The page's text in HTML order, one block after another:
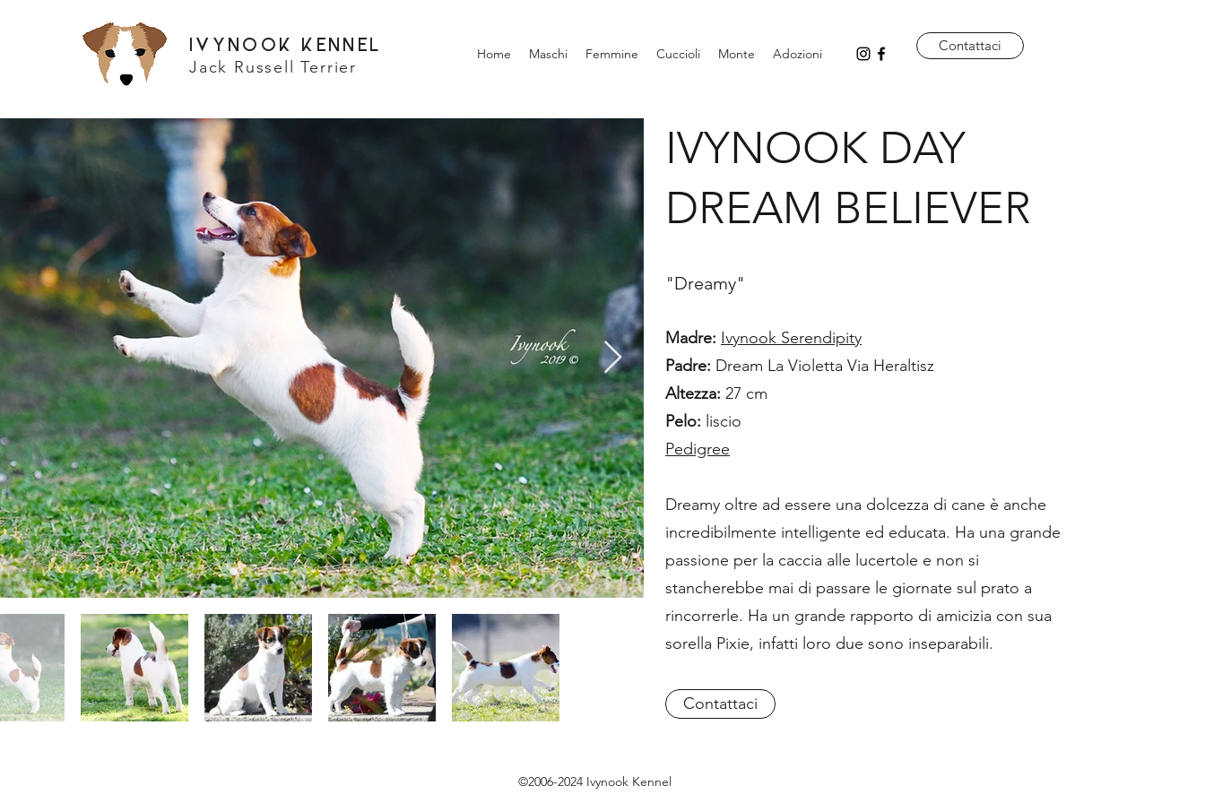
IVYNOOK KENNEL
Jack Russell Terrier
Home Maschi Femmine Cuccioli Monte Adozioni Contattaci
IVYNOOK DAY
DREAM BELIEVER
"Dreamy"
Madre: Ivynook Serendipity
Padre: Dream La Violetta Via Heraltisz
Altezza: 27 cm
Pelo: liscio
Pedigree
Dreamy oltre ad essere una dolcezza di cane è anche
incredibilmente intelligente ed educata. Ha una grande
passione per la caccia alle lucertole e non si
stancherebbe mai di passare le giornate sul prato a
rincorrerle. Ha un grande rapporto di amicizia con sua
sorella Pixie, infatti loro due sono inseparabili.
Contattaci
©2006-2024 Ivynook Kennel